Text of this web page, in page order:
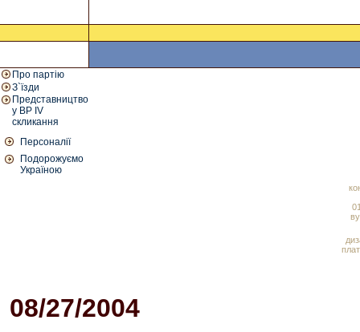
Про партію
З`їзди
Представництво
у ВР IV
скликання
Персоналії
Подорожуємо
Україною
08/27/2004